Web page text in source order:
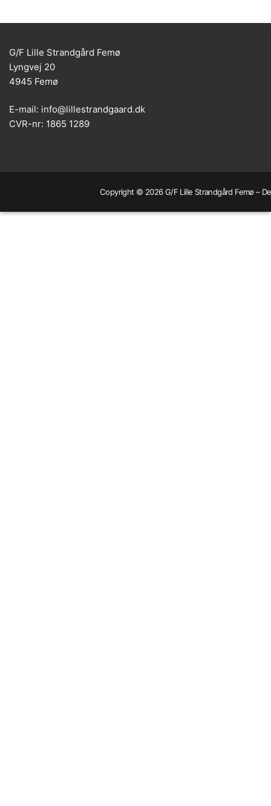
G/F Lille Strandgård Femø
Lyngvej 20
4945 Femø
E-mail: info@lillestrandgaard.dk
CVR-nr: 1865 1289
Copyright © 2026 G/F Lille Strandgård Femø –